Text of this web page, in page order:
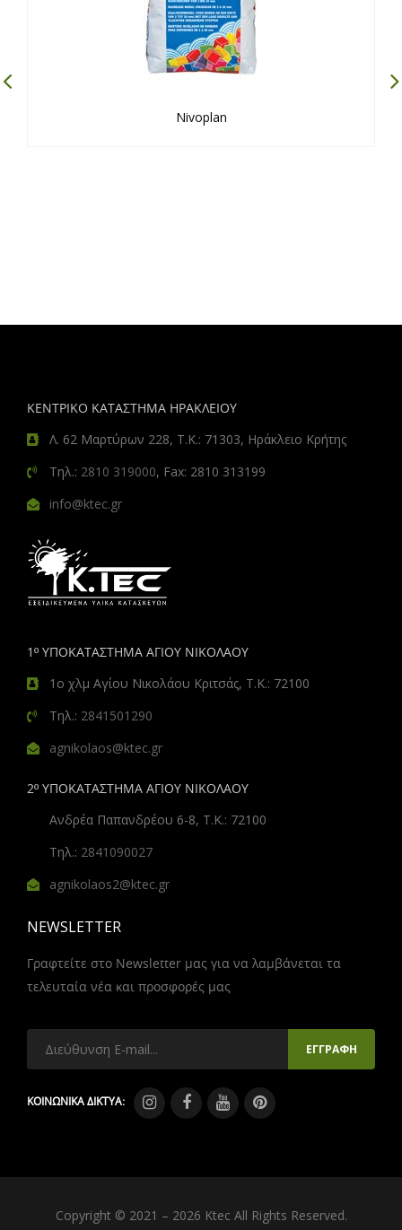
Nivoplan
ΚΕΝΤΡΙΚΟ ΚΑΤΑΣΤΗΜΑ ΗΡΑΚΛΕΙΟΥ
Λ. 62 Μαρτύρων 228, Τ.Κ.: 71303, Ηράκλειο Κρήτης
Τηλ.: 2810 319000, Fax: 2810 313199
info@ktec.gr
1º ΥΠΟΚΑΤΑΣΤΗΜΑ ΑΓΙΟΥ ΝΙΚΟΛΑΟΥ
1ο χλμ Αγίου Νικολάου Κριτσάς, Τ.Κ.: 72100
Τηλ.: 2841501290
agnikolaos@ktec.gr
2º ΥΠΟΚΑΤΑΣΤΗΜΑ ΑΓΙΟΥ ΝΙΚΟΛΑΟΥ
Ανδρέα Παπανδρέου 6-8, Τ.Κ.: 72100
Τηλ.: 2841090027
agnikolaos2@ktec.gr
NEWSLETTER
Γραφτείτε στο Newsletter μας για να λαμβάνεται τα
τελευταία νέα και προσφορές μας
ΚΟΙΝΩΝΙΚΑ ΔΙΚΤΥΑ:
Copyright © 2021 – 2026 Ktec All Rights Reserved.